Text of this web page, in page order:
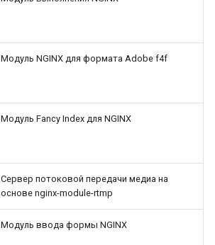
Модуль NGINX для формата Adobe f4f
Модуль Fancy Index для NGINX
Сервер потоковой передачи медиа на
основе nginx-module-rtmp
Модуль ввода формы NGINX